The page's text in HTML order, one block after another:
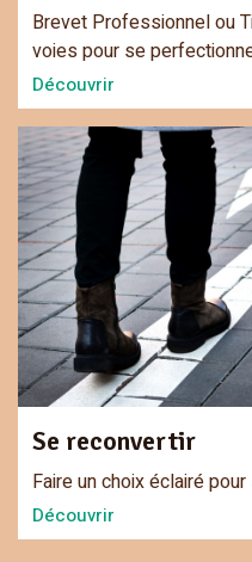
Brevet Professionnel ou
voies pour se
Découvrir
Se reconvertir
Faire un choix éclairé
Découvrir